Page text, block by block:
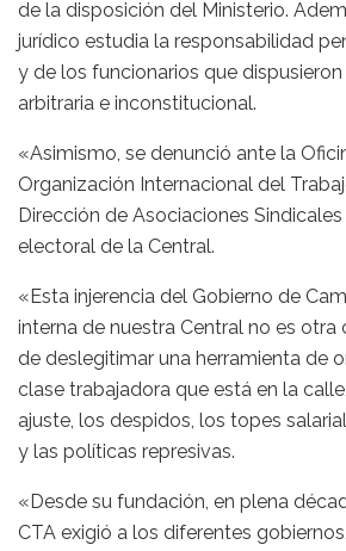
de la disposición del Ministerio.
jurídico estudia la responsabilidad
y de los funcionarios que
arbitraria e inconstitucional.
«Asimismo, se denunció ante la
Organización Internacional del
Dirección de Asociaciones
electoral de la Central.
«Esta injerencia del Gobierno de
interna de nuestra Central no es otra
de deslegitimar una herramienta de
clase trabajadora que está en la
ajuste, los despidos, los topes
y las políticas represivas.
«Desde su fundación, en plena
CTA exigió a los diferentes